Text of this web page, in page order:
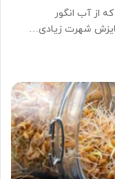
از آب انگور
شهرت زیادی…